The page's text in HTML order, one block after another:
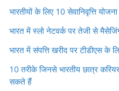
भारतीयों के लिए 10 सेवानिवृत्ति
भारत में स्लो नेटवर्क पर तेजी से
भारत में संपत्ति खरीद पर टीडीएस के
10 तरीके जिनसे भारतीय छात्र
सकते हैं